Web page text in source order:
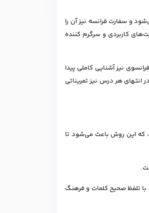
و سفارت فرانسه نیز آن را
کاربردی و سرگرم کننده
نیز آشنایی کاملی پیدا
هر درس نیز تمریناتی
که این روش باعث می‌شود تا
با تلفظ صحیح کلمات و فرهنگ